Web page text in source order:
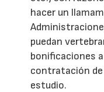
hacer un
puedan
bonificaciones
contratación de
estudio.